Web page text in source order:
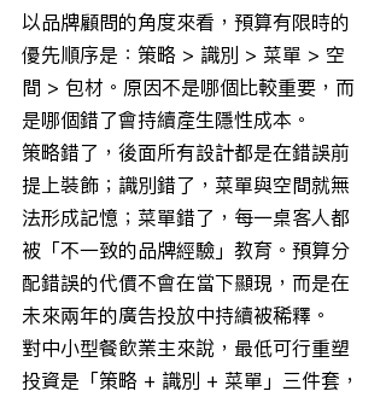
以品牌顧問的角度來看，預算有限時的
優先順序是：策略 > 識別 > 菜單 > 空
間 > 包材。原因不是哪個比較重要，而
是哪個錯了會持續產生隱性成本。
策略錯了，後面所有設計都是在錯誤前
提上裝飾；識別錯了，菜單與空間就無
法形成記憶；菜單錯了，每一桌客人都
被「不一致的品牌經驗」教育。預算分
配錯誤的代價不會在當下顯現，而是在
未來兩年的廣告投放中持續被稀釋。
對中小型餐飲業主來說，最低可行重塑
投資是「策略 + 識別 + 菜單」三件套，